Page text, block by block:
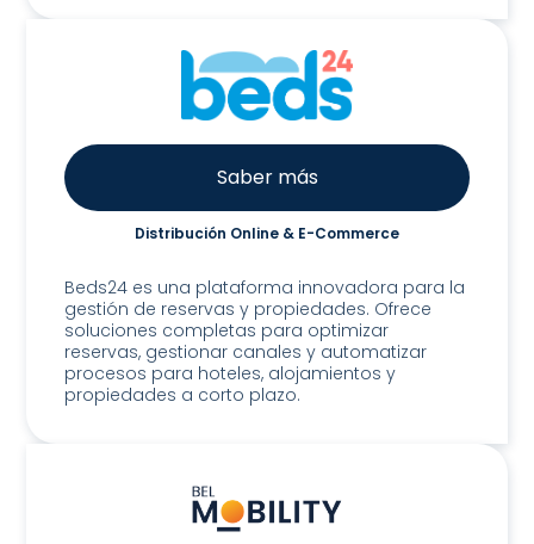
Saber más
Distribución Online & E-Commerce
Beds24 es una plataforma innovadora para la
gestión de reservas y propiedades. Ofrece
soluciones completas para optimizar
reservas, gestionar canales y automatizar
procesos para hoteles, alojamientos y
propiedades a corto plazo.